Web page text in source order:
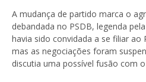
A mudança de partido marca o
debandada no PSDB, legenda
havia sido convidada a se filiar ao
mas as negociações foram
discutia uma possível fusão com